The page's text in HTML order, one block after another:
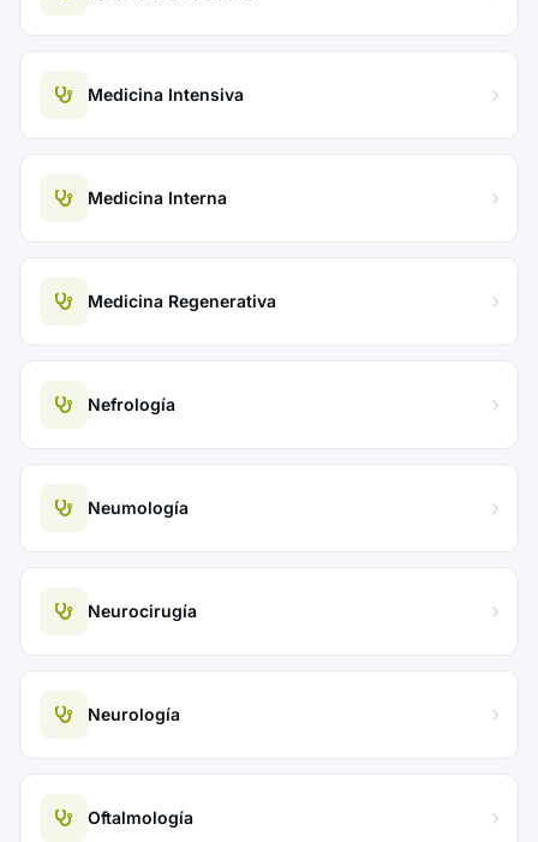
Medicina Intensiva
Medicina Interna
Medicina Regenerativa
Nefrología
Neumología
Neurocirugía
Neurología
Oftalmología